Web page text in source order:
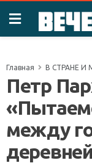
Главная В СТРАНЕ И
Петр
между